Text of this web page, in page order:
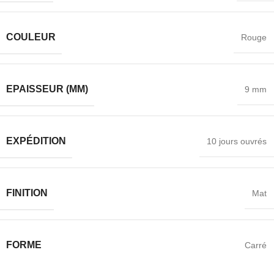
COULEUR Rouge
EPAISSEUR (MM) 9 mm
EXPÉDITION 10 jours ouvrés
FINITION Mat
FORME Carré